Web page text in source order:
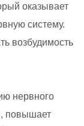
оказывает
систему.
возбудимость
нервного
повышает